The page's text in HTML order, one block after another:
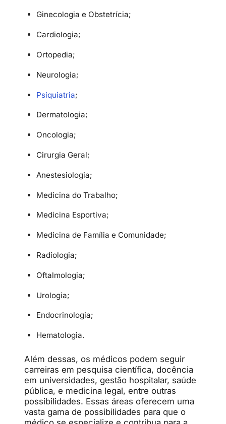
Ginecologia e Obstetrícia;
Cardiologia;
Ortopedia;
Neurologia;
Psiquiatria;
Dermatologia;
Oncologia;
Cirurgia Geral;
Anestesiologia;
Medicina do Trabalho;
Medicina Esportiva;
Medicina de Família e Comunidade;
Radiologia;
Oftalmologia;
Urologia;
Endocrinologia;
Hematologia.
Além dessas, os médicos podem seguir
carreiras em pesquisa científica, docência
em universidades, gestão hospitalar, saúde
pública, e medicina legal, entre outras
possibilidades. Essas áreas oferecem uma
vasta gama de possibilidades para que o